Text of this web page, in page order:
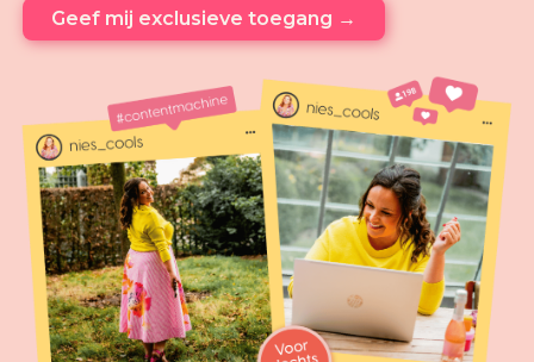
Geef mij exclusieve toegang →